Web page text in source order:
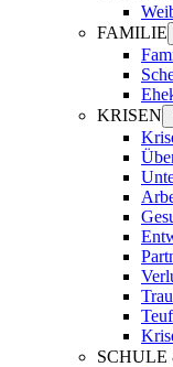
FAMILIE
KRISEN